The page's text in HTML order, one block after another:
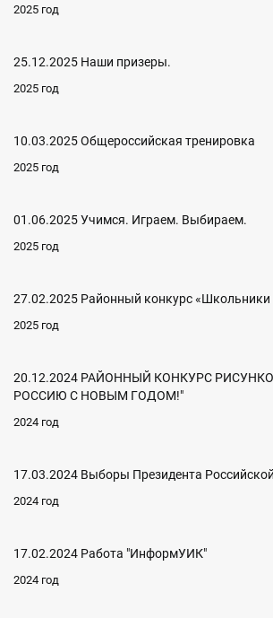
2025 год
25.12.2025 Наши призеры.
2025 год
10.03.2025 Общероссийская тренировка
2025 год
01.06.2025 Учимся. Играем. Выбираем.
2025 год
27.02.2025 Районный конкурс
2025 год
20.12.2024 РАЙОННЫЙ КОНКУРС
РОССИЮ С НОВЫМ ГОДОМ!"
2024 год
17.03.2024 Выборы Президента
2024 год
17.02.2024 Работа "ИнформУИК"
2024 год